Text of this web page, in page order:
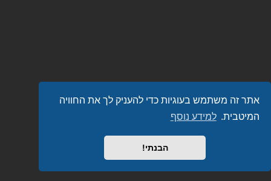
אתר זה משתמש בעוגיות כדי להעניק לך את החוויה
המיטבית. למידע נוסף
הבנתי!